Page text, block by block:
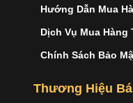
Hướng Dẫn Mua
Dịch Vụ Mua
Chính Sách Bảo
Thương Hiệu